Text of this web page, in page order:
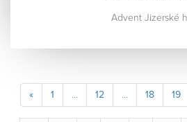
Advent Jizerské
« 1 … 12 … 18 19